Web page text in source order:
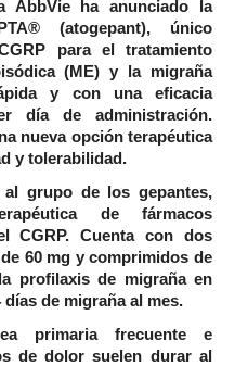
AbbVie ha anunciado la
(atogepant), único
para el tratamiento
(ME) y la migraña
y con una eficacia
día de administración.
nueva opción terapéutica
y tolerabilidad.
al grupo de los gepantes,
de fármacos
CGRP. Cuenta con dos
60 mg y comprimidos de
profilaxis de migraña en
de migraña al mes.
primaria frecuente e
de dolor suelen durar al